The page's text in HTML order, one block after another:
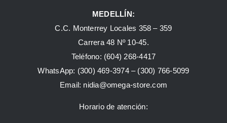
MEDELLÍN:
C.C. Monterrey Locales 358 – 359
Carrera 48 Nº 10-45.
Teléfono: (604) 268-4417
WhatsApp: (300) 469-3974 – (300) 766-5099
Email: nidia@omega-store.com
Horario de atención: